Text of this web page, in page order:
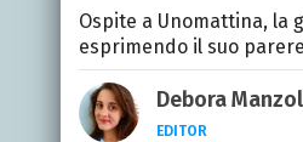
Ospite a Unomattina, la
esprimendo il suo
Debora
EDITOR